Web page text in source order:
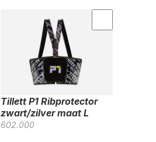
Tillett P1 Ribprotector
zwart/zilver maat L
602.000